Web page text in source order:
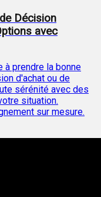
Décision
avec
à prendre la bonne
d'achat ou de
sérénité avec des
situation.
sur mesure.